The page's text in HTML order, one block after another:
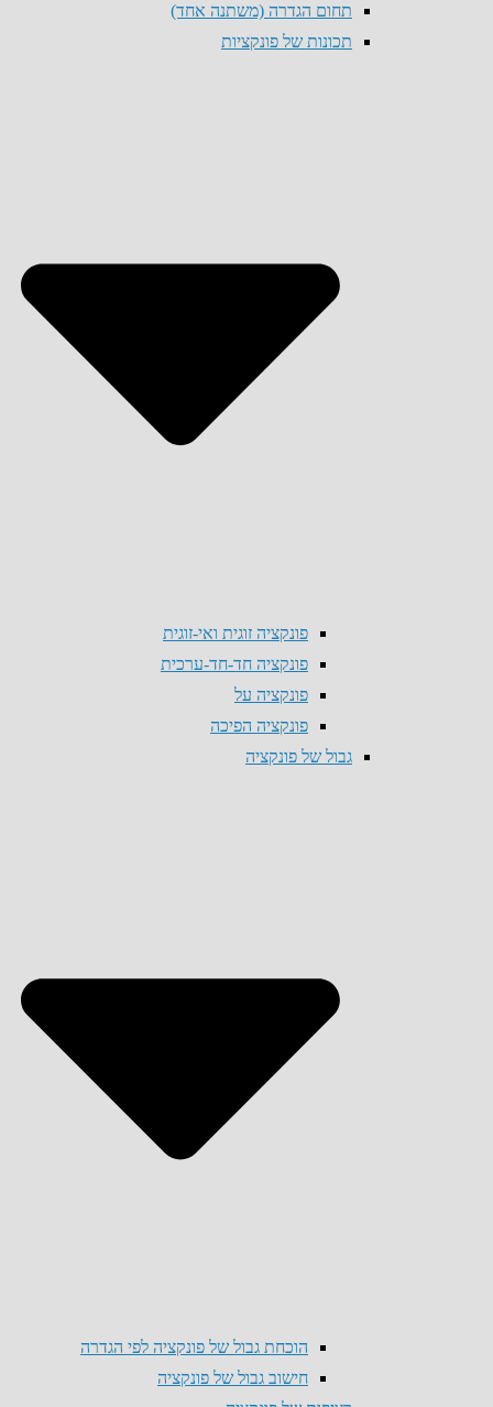
תחום הגדרה (משתנה אחד)
תכונות של פונקציות
פונקציה זוגית ואי-זוגית
פונקציה חד-חד-ערכית
פונקציה על
פונקציה הפיכה
גבול של פונקציה
הוכחת גבול של פונקציה לפי הגדרה
חישוב גבול של פונקציה